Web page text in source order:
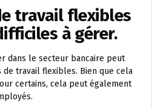
travail flexibles
à gérer.
dans le secteur bancaire peut
travail flexibles. Bien que cela
certains, cela peut également